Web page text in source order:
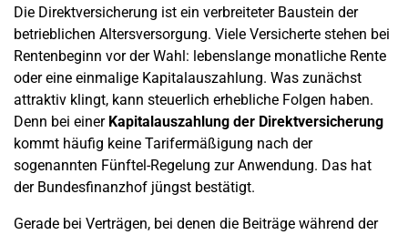
Die Direktversicherung ist ein verbreiteter Baustein der
betrieblichen Altersversorgung. Viele Versicherte stehen bei
Rentenbeginn vor der Wahl: lebenslange monatliche Rente
oder eine einmalige Kapitalauszahlung. Was zunächst
attraktiv klingt, kann steuerlich erhebliche Folgen haben.
Denn bei einer Kapitalauszahlung der Direktversicherung
kommt häufig keine Tarifermäßigung nach der
sogenannten Fünftel-Regelung zur Anwendung. Das hat
der Bundesfinanzhof jüngst bestätigt.
Gerade bei Verträgen, bei denen die Beiträge während der